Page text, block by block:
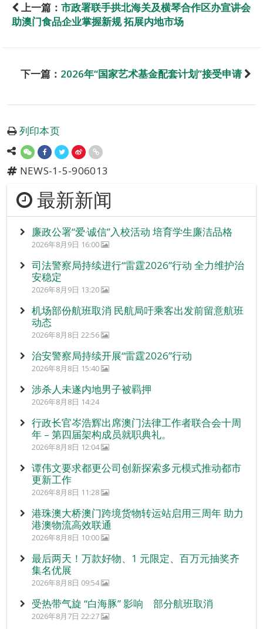
上一篇： 市政署联手拱北海关及横琴合作区办宣讲会
助澳门食品企业掌握新规 拓展内地市场
下一篇： 2026年“国家艺术基金配套计划”接受申请
列印本页
NEWS-1-5-906013
最新新闻
廉政公署“爱‧诚信”入校活动 培育学生廉洁品格
2026年8月9日 16:00
司法警察局持续进行“雷霆2026”行动 全力维护治
安稳定
2026年8月9日 13:20
机场部份航班取消 民航局吁乘客出发前留意航班
动态
2026年8月8日 22:56
治安警察局持续开展“雷霆2026”行动
2026年8月8日 15:40
涉杀人未遂内地男子被羁押
2026年8月8日 14:24
行政长官岑浩辉出席澳门法律工作者联合会十周
年 – 第四届架构成员就职典礼。
2026年8月8日 12:04
谭伟文要求都更公司创新探索多元模式推动都市
更新工作
2026年8月8日 11:28
港珠澳大桥澳门跨境货物转运站启用三周年 助力
港澳物流高效联通
2026年8月8日 10:00
最后两天！万款好物、1 元限定、百万元抽奖齐
集名优展
2026年8月8日 09:54
受热带气旋 “白海豚” 影响 部分航班取消
2026年8月7日 22:27